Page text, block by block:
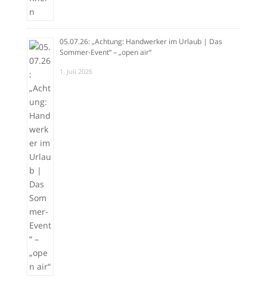
05.07.26: „Achtung: Handwerker im Urlaub | Das
Sommer-Event“ – „open air“
1. Juli 2026